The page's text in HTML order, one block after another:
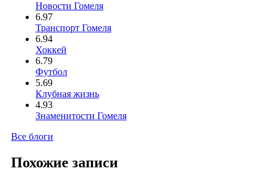
Новости Гомеля
6.97
Транспорт Гомеля
6.94
Хоккей
6.79
Футбол
5.69
Клубная жизнь
4.93
Знаменитости Гомеля
Все блоги
Похожие записи